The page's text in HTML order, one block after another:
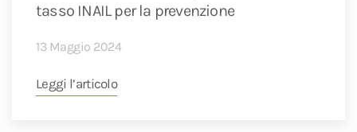
tasso INAIL per la prevenzione
13 Maggio 2024
Leggi l’articolo